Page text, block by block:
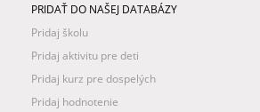
PRIDAŤ DO NAŠEJ DATABÁZY
Pridaj školu
Pridaj aktivitu pre deti
Pridaj kurz pre dospelých
Pridaj hodnotenie